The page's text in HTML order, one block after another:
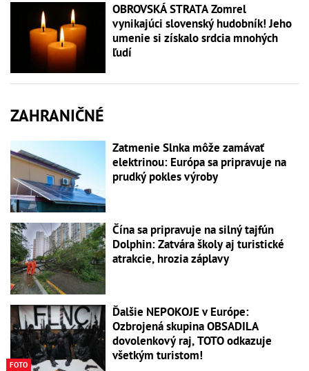
OBROVSKÁ STRATA Zomrel
vynikajúci slovenský hudobník! Jeho
umenie si získalo srdcia mnohých
ľudí
ZAHRANIČNÉ
Zatmenie Slnka môže zamávať
elektrinou: Európa sa pripravuje na
prudký pokles výroby
Čína sa pripravuje na silný tajfún
Dolphin: Zatvára školy aj turistické
atrakcie, hrozia záplavy
FOTO
Ďalšie NEPOKOJE v Európe:
Ozbrojená skupina OBSADILA
dovolenkový raj, TOTO odkazuje
všetkým turistom!